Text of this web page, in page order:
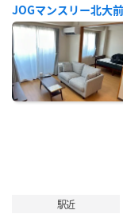
JOGマンスリー北大
駅近